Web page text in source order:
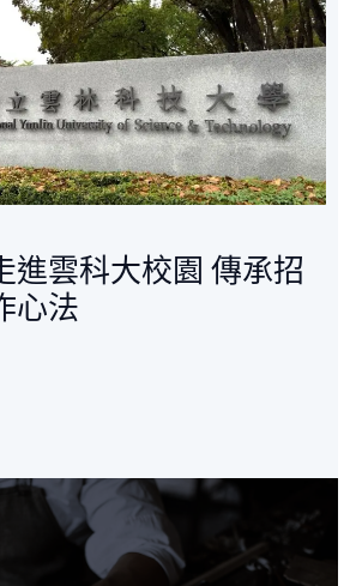
進雲科大校園 傳承招
心法​